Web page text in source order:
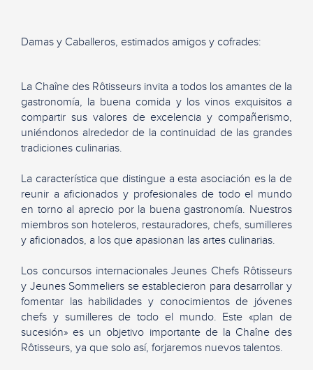
Damas y Caballeros, estimados amigos y cofrades:
La Chaîne des Rôtisseurs invita a todos los amantes de la
gastronomía, la buena comida y los vinos exquisitos a
compartir sus valores de excelencia y compañerismo,
uniéndonos alrededor de la continuidad de las grandes
tradiciones culinarias.
La característica que distingue a esta asociación es la de
reunir a aficionados y profesionales de todo el mundo
en torno al aprecio por la buena gastronomía. Nuestros
miembros son hoteleros, restauradores, chefs, sumilleres
y aficionados, a los que apasionan las artes culinarias.
Los concursos internacionales Jeunes Chefs Rôtisseurs
y Jeunes Sommeliers se establecieron para desarrollar y
fomentar las habilidades y conocimientos de jóvenes
chefs y sumilleres de todo el mundo. Este «plan de
sucesión» es un objetivo importante de la Chaîne des
Rôtisseurs, ya que solo así, forjaremos nuevos talentos.